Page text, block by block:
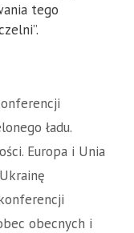
tego
ładu.
Europa i Unia
obecnych i